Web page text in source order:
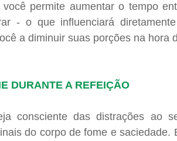
permite aumentar o tempo
- o que influenciará
a diminuir suas porções na hora
DURANTE A REFEIÇÃO
consciente das distrações ao
do corpo de fome e saciedade.